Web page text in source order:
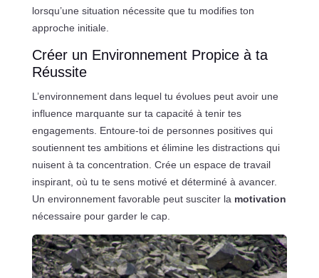
lorsqu’une situation nécessite que tu modifies ton
approche initiale.
Créer un Environnement Propice à ta
Réussite
L’environnement dans lequel tu évolues peut avoir une
influence marquante sur ta capacité à tenir tes
engagements. Entoure-toi de personnes positives qui
soutiennent tes ambitions et élimine les distractions qui
nuisent à ta concentration. Crée un espace de travail
inspirant, où tu te sens motivé et déterminé à avancer.
Un environnement favorable peut susciter la motivation
nécessaire pour garder le cap.